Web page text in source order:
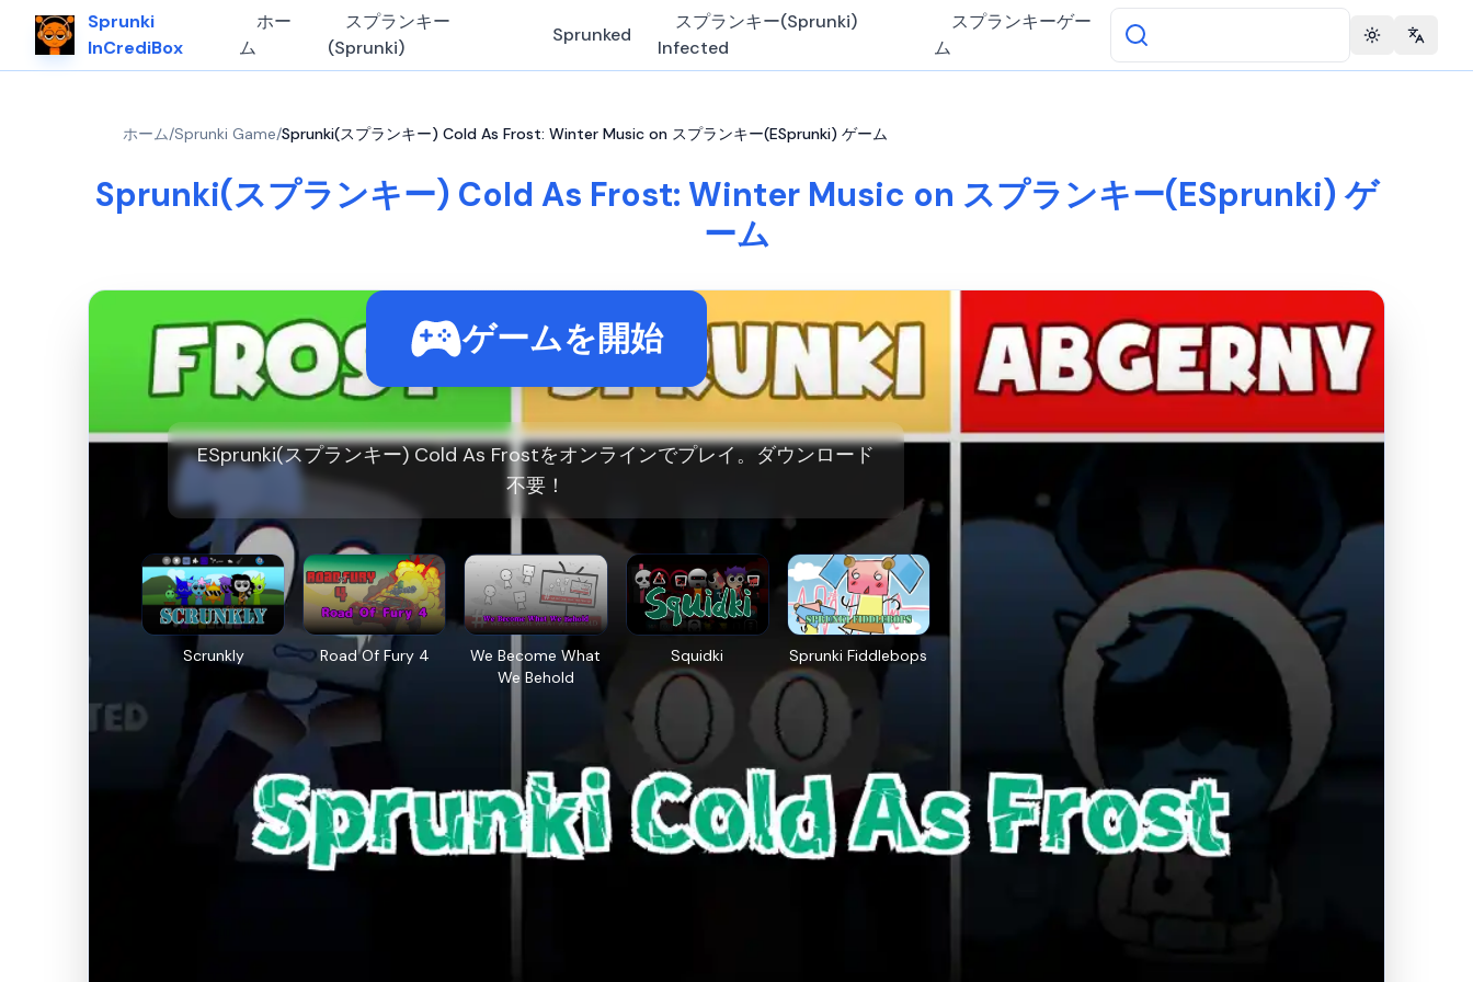
Sprunki
InCrediBox
ホー
ム
スプランキー
(Sprunki)
Sprunked
スプランキー(Sprunki)
Infected
スプランキーゲー
ム
Toggle theme
ホーム/Sprunki Game/Sprunki(スプランキー) Cold As Frost: Winter Music on スプランキー(ESprunki) ゲーム
Sprunki(スプランキー) Cold As Frost: Winter Music on スプランキー(ESprunki) ゲ
ーム
ゲームを開始
ESprunki(スプランキー) Cold As Frostをオンラインでプレイ。ダウンロード
不要！
Scrunkly Road Of Fury 4
We Become What
We Behold
Squidki Sprunki Fiddlebops